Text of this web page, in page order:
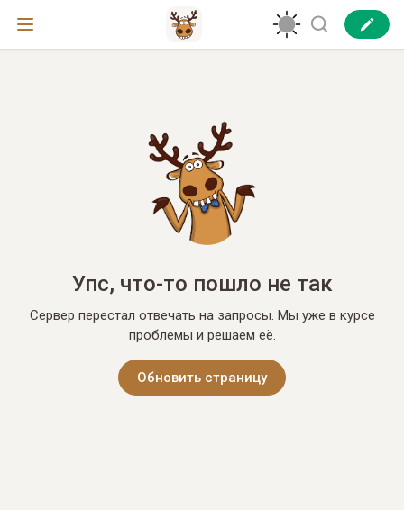
Упс, что-то пошло не так
Сервер перестал отвечать на запросы. Мы уже в курсе
проблемы и решаем её.
Обновить страницу